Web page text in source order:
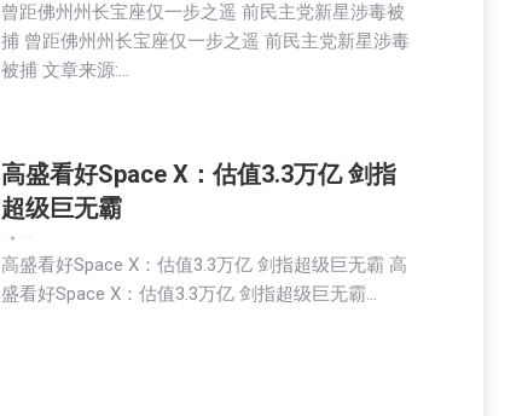
曾距佛州州长宝座仅一步之遥 前民主党新星涉毒被
捕 曾距佛州州长宝座仅一步之遥 前民主党新星涉毒
被捕 文章来源:…
高盛看好Space X：估值3.3万亿 剑指
超级巨无霸
高盛看好Space X：估值3.3万亿 剑指超级巨无霸 高
盛看好Space X：估值3.3万亿 剑指超级巨无霸…